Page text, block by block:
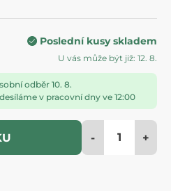
Poslední kusy skladem
U vás může být již: 12. 8.
odběr 10. 8.
v pracovní dny ve 12:00
- +